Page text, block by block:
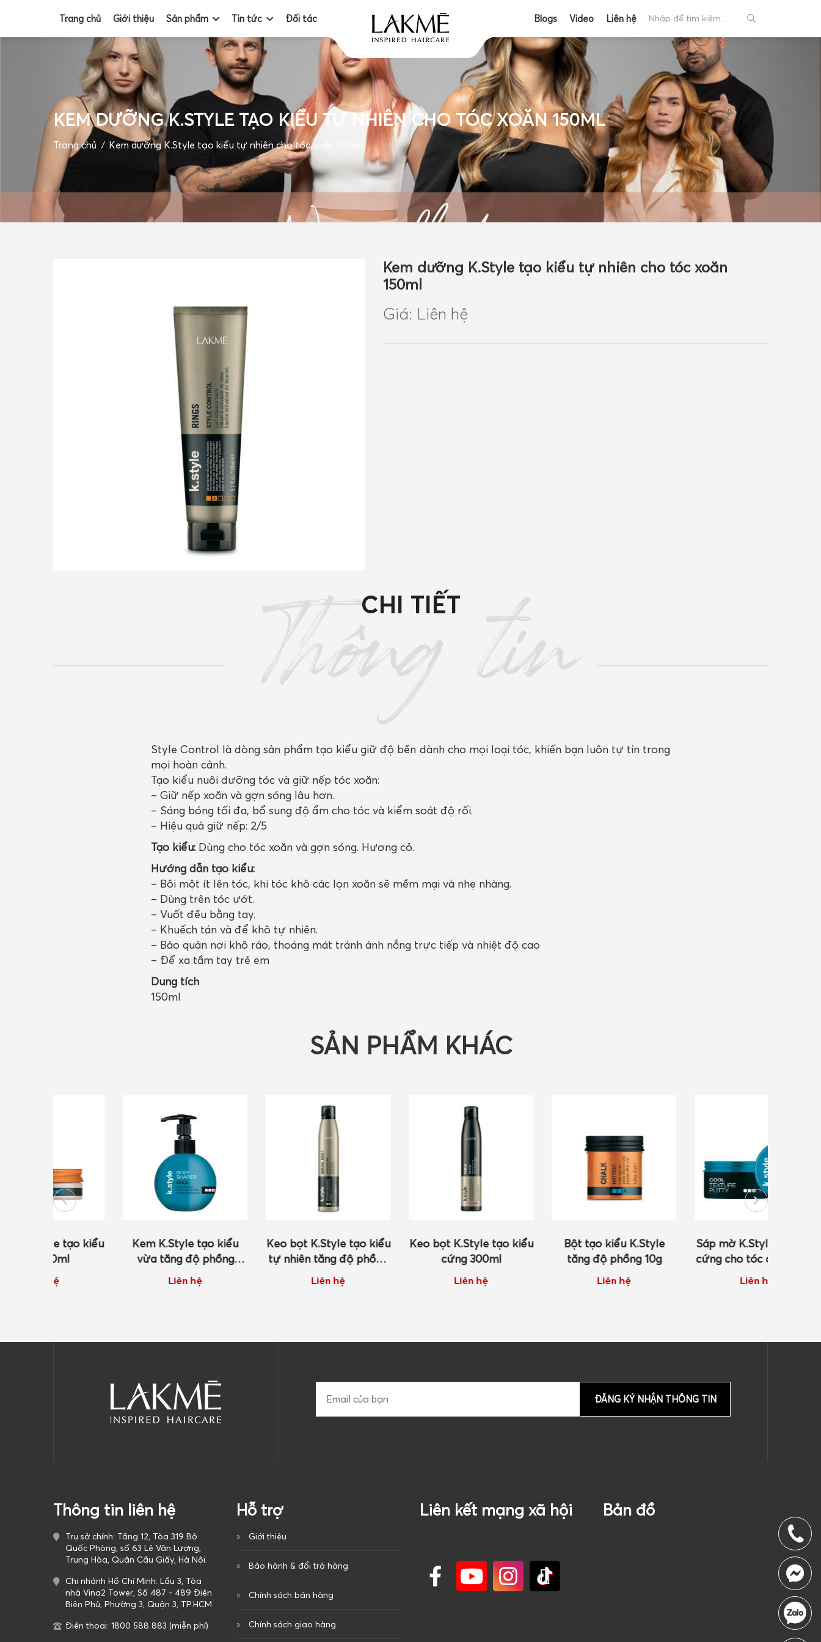
TRANG CHỦ
GIỚI THIỆU
SẢN PHẨM
TIN TỨC
Trang chủ Giới thiệu Sản phẩm Tin tức Đối tác Blogs Video Liên hệ
Trang chủ Kem dưỡng K.Style tạo kiểu tự nhiên cho tóc xoăn 150ml
KEM DƯỠNG K.STYLE TẠO KIỂU TỰ NHIÊN CHO TÓC XOĂN 150ML
Kem dưỡng K.Style tạo kiểu tự nhiên cho tóc xoăn
150ml
Giá: Liên hệ
Thông tin
CHI TIẾT
Style Control là dòng sản phẩm tạo kiểu giữ độ bền dành cho mọi loại tóc, khiến bạn luôn tự tin trong
mọi hoàn cảnh.
Tạo kiểu nuôi dưỡng tóc và giữ nếp tóc xoăn:
– Giữ nếp xoăn và gợn sóng lâu hơn.
– Sáng bóng tối đa, bổ sung độ ẩm cho tóc và kiểm soát độ rối.
– Hiệu quả giữ nếp: 2/5
Tạo kiểu: Dùng cho tóc xoăn và gợn sóng. Hương cỏ.
Hướng dẫn tạo kiểu:
– Bôi một ít lên tóc, khi tóc khô các lọn xoăn sẽ mềm mại và nhẹ nhàng.
– Dùng trên tóc ướt.
– Vuốt đều bằng tay.
– Khuếch tán và để khô tự nhiên.
– Bảo quản nơi khô ráo, thoáng mát tránh ánh nắng trực tiếp và nhiệt độ cao
– Để xa tầm tay trẻ em
Dung tích
150ml
SẢN PHẨM KHÁC
Kem K.Style tạo kiểu
vừa tăng độ phồng
Keo bọt K.Style tạo kiểu
tự nhiên tăng độ phồng
Keo bọt K.Style tạo kiểu
cứng 300ml
Bột tạo kiểu K.Style
tăng độ phồng 10g
Sáp mờ K.Style tạo kiểu
cứng cho tóc dày 100ml
Thông tin liên hệ
Trụ sở chính: Tầng 12, Tòa 319 Bộ
Quốc Phòng, số 63 Lê Văn Lương,
Trung Hòa, Quận Cầu Giấy, Hà Nội.
Chi nhánh Hồ Chí Minh: Lầu 3, Tòa
nhà Vina2 Tower, Số 487 - 489 Điện
Biên Phủ, Phường 3, Quận 3, TP.HCM
Điện thoại: 1800 588 883 (miễn phí)
Hỗ trợ
Giới thiệu
Bảo hành & đổi trả hàng
Chính sách bán hàng
Chính sách giao hàng
Liên kết mạng xã hội Bản đồ